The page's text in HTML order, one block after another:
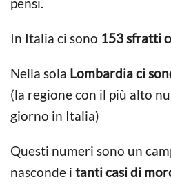
In Italia ci sono 153 sfratti
Nella sola Lombardia ci
(la regione con il più alto
giorno in Italia)
Questi numeri sono un
nasconde i tanti casi di